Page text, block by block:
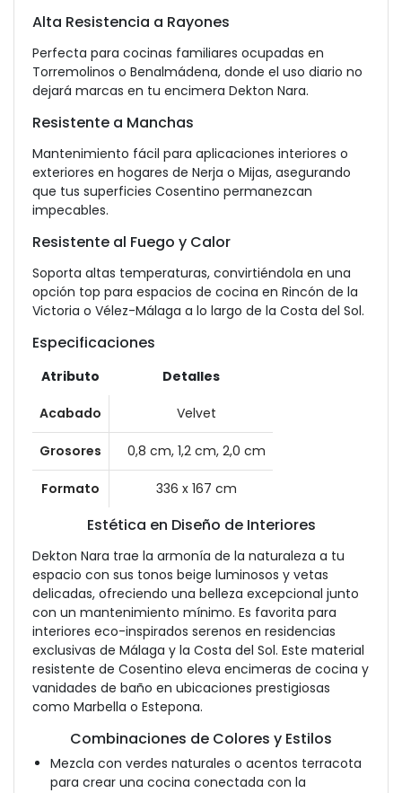
Alta Resistencia a Rayones
Perfecta para cocinas familiares ocupadas en
Torremolinos o Benalmádena, donde el uso diario no
dejará marcas en tu encimera Dekton Nara.
Resistente a Manchas
Mantenimiento fácil para aplicaciones interiores o
exteriores en hogares de Nerja o Mijas, asegurando
que tus superficies Cosentino permanezcan
impecables.
Resistente al Fuego y Calor
Soporta altas temperaturas, convirtiéndola en una
opción top para espacios de cocina en Rincón de la
Victoria o Vélez-Málaga a lo largo de la Costa del Sol.
Especificaciones
Atributo Detalles
Acabado Velvet
Grosores 0,8 cm, 1,2 cm, 2,0 cm
Formato 336 x 167 cm
Estética en Diseño de Interiores
Dekton Nara trae la armonía de la naturaleza a tu
espacio con sus tonos beige luminosos y vetas
delicadas, ofreciendo una belleza excepcional junto
con un mantenimiento mínimo. Es favorita para
interiores eco-inspirados serenos en residencias
exclusivas de Málaga y la Costa del Sol. Este material
resistente de Cosentino eleva encimeras de cocina y
vanidades de baño en ubicaciones prestigiosas
como Marbella o Estepona.
Combinaciones de Colores y Estilos
Mezcla con verdes naturales o acentos terracota
para crear una cocina conectada con la